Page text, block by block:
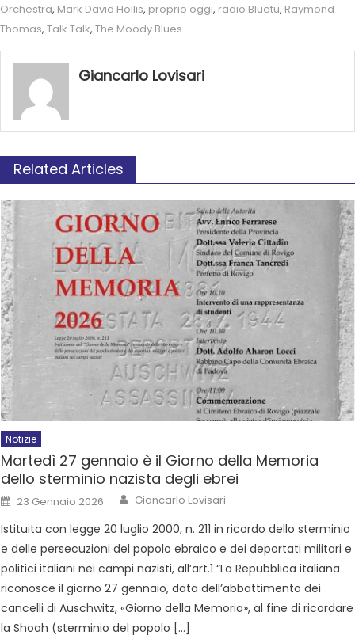
Orchestra, Mark David Hollis, proprio oggi, radio Bluetu, Raymond
Thomas, Talk Talk, The Moody Blues
Giancarlo Lovisari
Related Articles
Notizie
Martedì 27 gennaio è il Giorno della Memoria
dello sterminio nazista degli ebrei
23 Gennaio 2026 Giancarlo Lovisari
Istituita con legge 20 luglio 2000, n. 211 in ricordo dello sterminio
e delle persecuzioni del popolo ebraico e dei deportati militari e
politici italiani nei campi nazisti, all’art.1 “La Repubblica italiana
riconosce il giorno 27 gennaio, data dell’abbattimento dei
cancelli di Auschwitz, «Giorno della Memoria», al fine di ricordare
la Shoah (sterminio del popolo […]